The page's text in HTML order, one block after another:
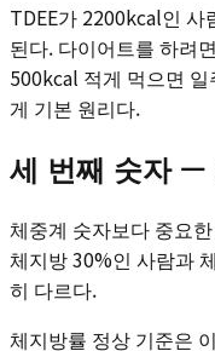
TDEE가 2200kcal인
된다. 다이어트를 하려
500kcal 적게 먹으면
게 기본 원리다.
세 번째 숫자 —
체중계 숫자보다 중요
체지방 30%인 사람과
히 다르다.
체지방률 정상 기준은